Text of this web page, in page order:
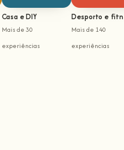
Casa e DIY
Mais de 30
experiências
Desporto e
Mais de 140
experiências